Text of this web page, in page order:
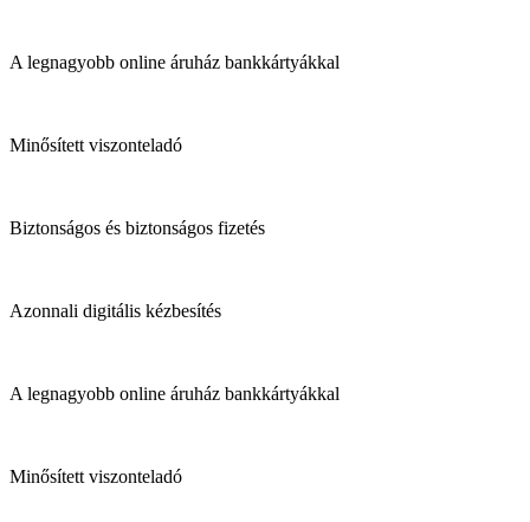
A legnagyobb online áruház bankkártyákkal
Minősített viszonteladó
Biztonságos és biztonságos fizetés
Azonnali digitális kézbesítés
A legnagyobb online áruház bankkártyákkal
Minősített viszonteladó